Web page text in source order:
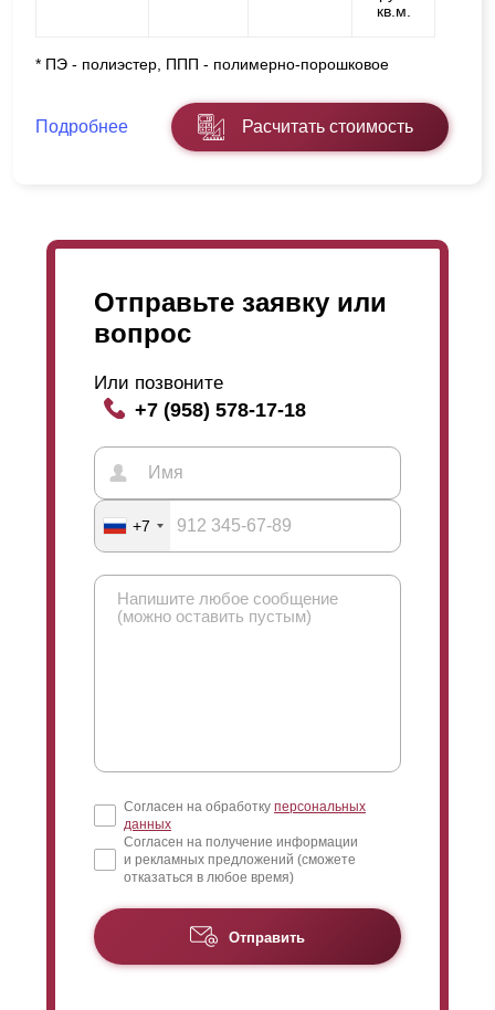
кв.м.
* ПЭ - полиэстер, ППП - полимерно-порошковое
Подробнее Расчитать стоимость
Отправьте заявку или
вопрос
Или позвоните
+7 (958) 578-17-18
+7
Согласен на обработку персональных
данных
Согласен на получение информации
и рекламных предложений (сможете
отказаться в любое время)
Отправить